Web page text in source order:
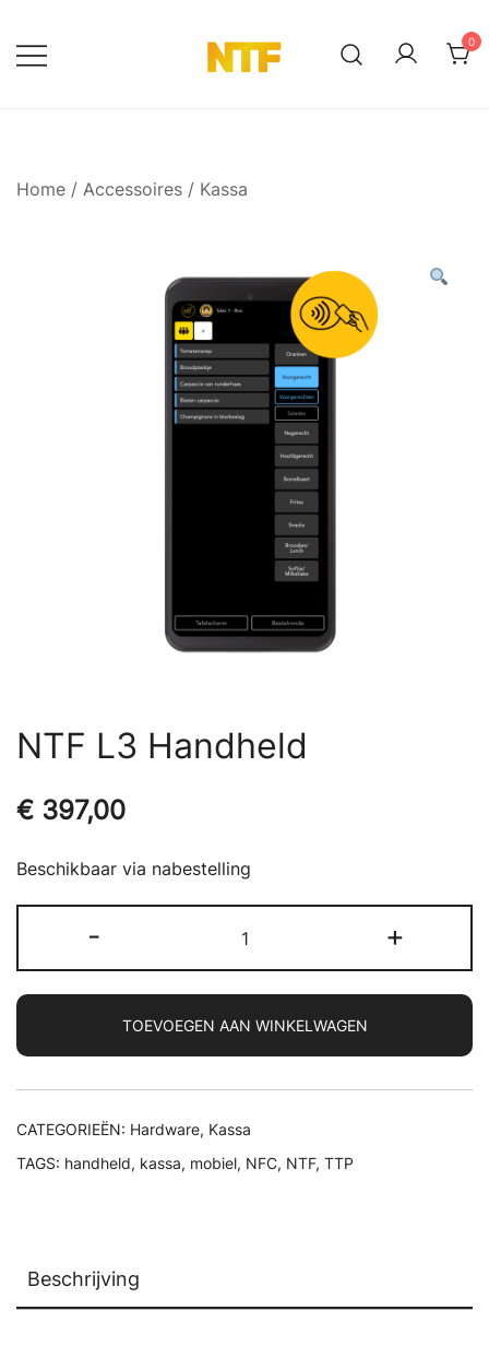
naar
de
0
Home / Accessoires / Kassa
NTF L3 Handheld
€ 397,00
Beschikbaar via nabestelling
-
L3
Handheld
+
TOEVOEGEN AAN WINKELWAGEN
CATEGORIEËN: Hardware, Kassa
TAGS: handheld, kassa, mobiel, NFC, NTF, TTP
Beschrijving